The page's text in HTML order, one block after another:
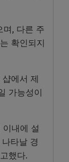
며, 다른 주
확인되지
에서 제
가능성이
내에 설
타날 경
했다.